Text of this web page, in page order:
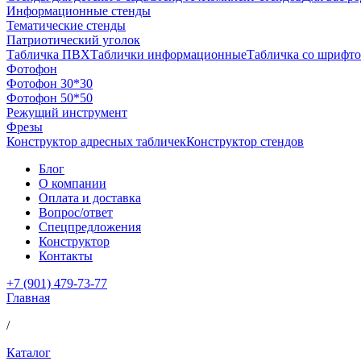
Информационные стенды
Тематические стенды
Патриотический уголок
Табличка ПВХТаблички информационныеТабличка со
Фотофон
Фотофон 30*30
Фотофон 50*50
Режущий инструмент
Фрезы
Конструктор адресных табличекКонструктор стендов
Блог
О компании
Оплата и доставка
Вопрос/ответ
Спецпредложения
Конструктор
Контакты
+7 (901) 479-73-77
Главная
/
Каталог